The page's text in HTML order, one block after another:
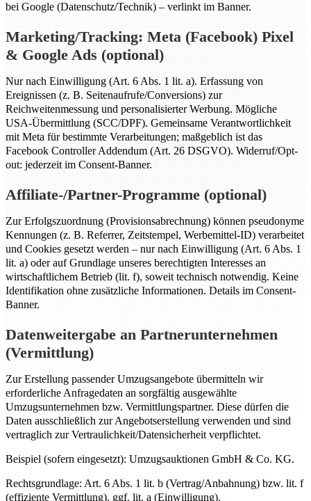
bei Google (Datenschutz/Technik) – verlinkt im Banner.
Marketing/Tracking: Meta (Facebook) Pixel
& Google Ads (optional)
Nur nach Einwilligung (Art. 6 Abs. 1 lit. a). Erfassung von
Ereignissen (z. B. Seitenaufrufe/Conversions) zur
Reichweitenmessung und personalisierter Werbung. Mögliche
USA-Übermittlung (SCC/DPF). Gemeinsame Verantwortlichkeit
mit Meta für bestimmte Verarbeitungen; maßgeblich ist das
Facebook Controller Addendum (Art. 26 DSGVO). Widerruf/Opt-
out: jederzeit im Consent-Banner.
Affiliate-/Partner-Programme (optional)
Zur Erfolgszuordnung (Provisionsabrechnung) können pseudonyme
Kennungen (z. B. Referrer, Zeitstempel, Werbemittel-ID) verarbeitet
und Cookies gesetzt werden – nur nach Einwilligung (Art. 6 Abs. 1
lit. a) oder auf Grundlage unseres berechtigten Interesses an
wirtschaftlichem Betrieb (lit. f), soweit technisch notwendig. Keine
Identifikation ohne zusätzliche Informationen. Details im Consent-
Banner.
Datenweitergabe an Partnerunternehmen
(Vermittlung)
Zur Erstellung passender Umzugsangebote übermitteln wir
erforderliche Anfragedaten an sorgfältig ausgewählte
Umzugsunternehmen bzw. Vermittlungspartner. Diese dürfen die
Daten ausschließlich zur Angebotserstellung verwenden und sind
vertraglich zur Vertraulichkeit/Datensicherheit verpflichtet.
Beispiel (sofern eingesetzt): Umzugsauktionen GmbH & Co. KG.
Rechtsgrundlage: Art. 6 Abs. 1 lit. b (Vertrag/Anbahnung) bzw. lit. f
(effiziente Vermittlung), ggf. lit. a (Einwilligung).